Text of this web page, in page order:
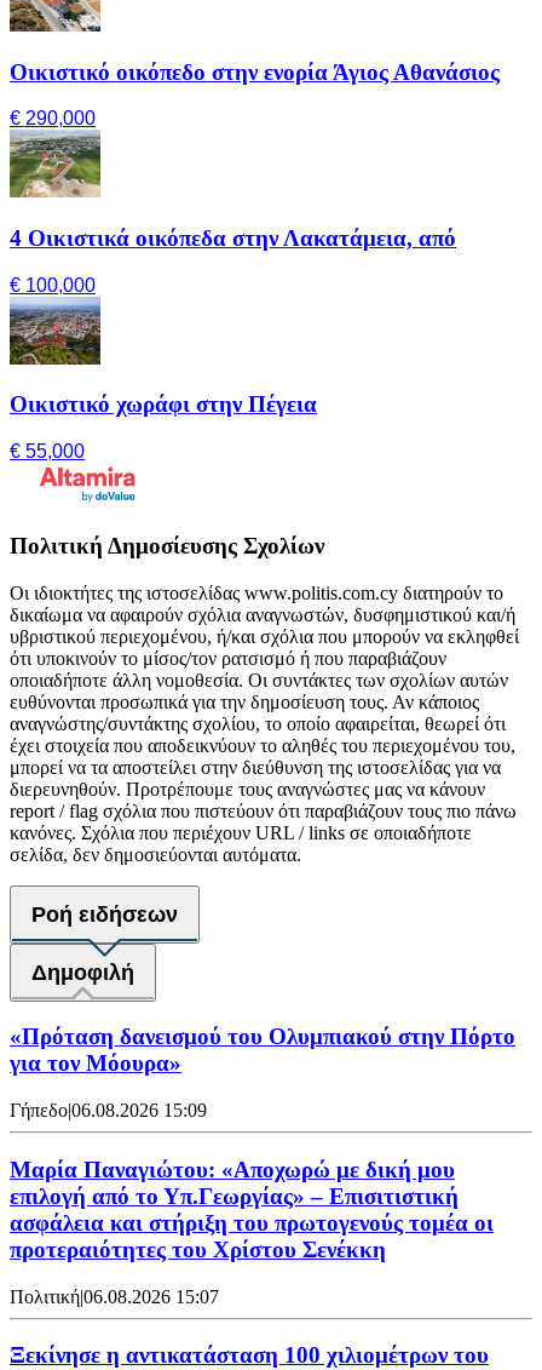
Οικιστικό οικόπεδο στην ενορία Άγιος Αθανάσιος
€ 290,000
4 Οικιστικά οικόπεδα στην Λακατάμεια, από
€ 100,000
Οικιστικό χωράφι στην Πέγεια
€ 55,000
Πολιτική Δημοσίευσης Σχολίων
Οι ιδιοκτήτες της ιστοσελίδας www.politis.com.cy διατηρούν το
δικαίωμα να αφαιρούν σχόλια αναγνωστών, δυσφημιστικού και/ή
υβριστικού περιεχομένου, ή/και σχόλια που μπορούν να εκληφθεί
ότι υποκινούν το μίσος/τον ρατσισμό ή που παραβιάζουν
οποιαδήποτε άλλη νομοθεσία. Οι συντάκτες των σχολίων αυτών
ευθύνονται προσωπικά για την δημοσίευση τους. Αν κάποιος
αναγνώστης/συντάκτης σχολίου, το οποίο αφαιρείται, θεωρεί ότι
έχει στοιχεία που αποδεικνύουν το αληθές του περιεχομένου του,
μπορεί να τα αποστείλει στην διεύθυνση της ιστοσελίδας για να
διερευνηθούν. Προτρέπουμε τους αναγνώστες μας να κάνουν
report / flag σχόλια που πιστεύουν ότι παραβιάζουν τους πιο πάνω
κανόνες. Σχόλια που περιέχουν URL / links σε οποιαδήποτε
σελίδα, δεν δημοσιεύονται αυτόματα.
Ροή ειδήσεων
Δημοφιλή
«Πρόταση δανεισμού του Ολυμπιακού στην Πόρτο
για τον Μόουρα»
Γήπεδο|06.08.2026 15:09
Μαρία Παναγιώτου: «Αποχωρώ με δική μου
επιλογή από το Υπ.Γεωργίας» – Επισιτιστική
ασφάλεια και στήριξη του πρωτογενούς τομέα οι
προτεραιότητες του Χρίστου Σενέκκη
Πολιτική|06.08.2026 15:07
Ξεκίνησε η αντικατάσταση 100 χιλιομέτρων του